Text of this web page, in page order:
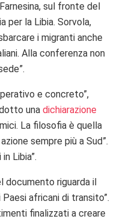
sul fronte del
per la Libia. Sorvola,
i migranti anche
Alla conferenza non
e concreto”,
una dichiarazione
La filosofia è quella
sempre più a Sud”.
Libia”.
documento riguarda il
africani di transito”.
finalizzati a creare